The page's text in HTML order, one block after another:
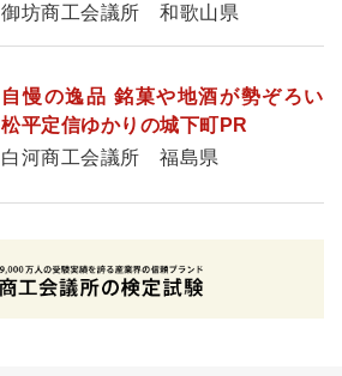
御坊商工会議所 和歌山県
自慢の逸品 銘菓や地酒が勢ぞろい
松平定信ゆかりの城下町PR
白河商工会議所 福島県